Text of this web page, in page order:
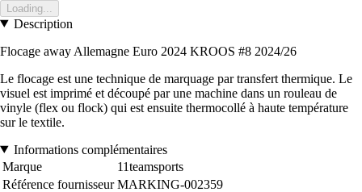
Loading...
Description
Flocage away Allemagne Euro 2024 KROOS #8 2024/26
Le flocage est une technique de marquage par transfert thermique. Le
visuel est imprimé et découpé par une machine dans un rouleau de
vinyle (flex ou flock) qui est ensuite thermocollé à haute température
sur le textile.
Informations complémentaires
Marque
11teamsports
Référence fournisseur MARKING-002359